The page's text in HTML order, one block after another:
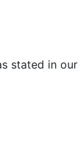
stated in our